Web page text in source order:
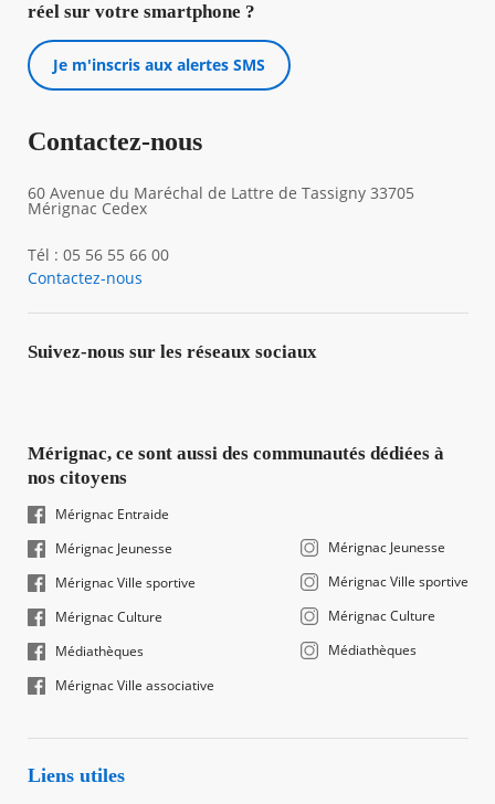
réel sur votre smartphone ?
Je m'inscris aux alertes SMS
Contactez-nous
60 Avenue du Maréchal de Lattre de Tassigny 33705
Mérignac Cedex
Tél : 05 56 55 66 00
Contactez-nous
Suivez-nous sur les réseaux sociaux
Mérignac, ce sont aussi des communautés dédiées à
nos citoyens
Mérignac Entraide
Mérignac Jeunesse
Mérignac Ville sportive
Mérignac Culture
Médiathèques
Mérignac Ville associative
Mérignac Jeunesse
Mérignac Ville sportive
Mérignac Culture
Médiathèques
Liens utiles